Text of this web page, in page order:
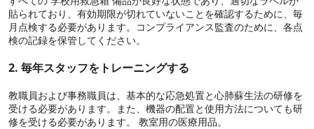
貼られており、有効期限が切れていないことを確認するために、毎
月点検する必要があります。コンプライアンス監査のために、各点
検の記録を保管してください。
2. 毎年スタッフをトレーニングする
教職員および事務職員は、基本的な応急処置と心肺蘇生法の研修を
受ける必要があります。また、機器の配置と使用方法についても研
修を受ける必要があります。 教室用の医療用品。